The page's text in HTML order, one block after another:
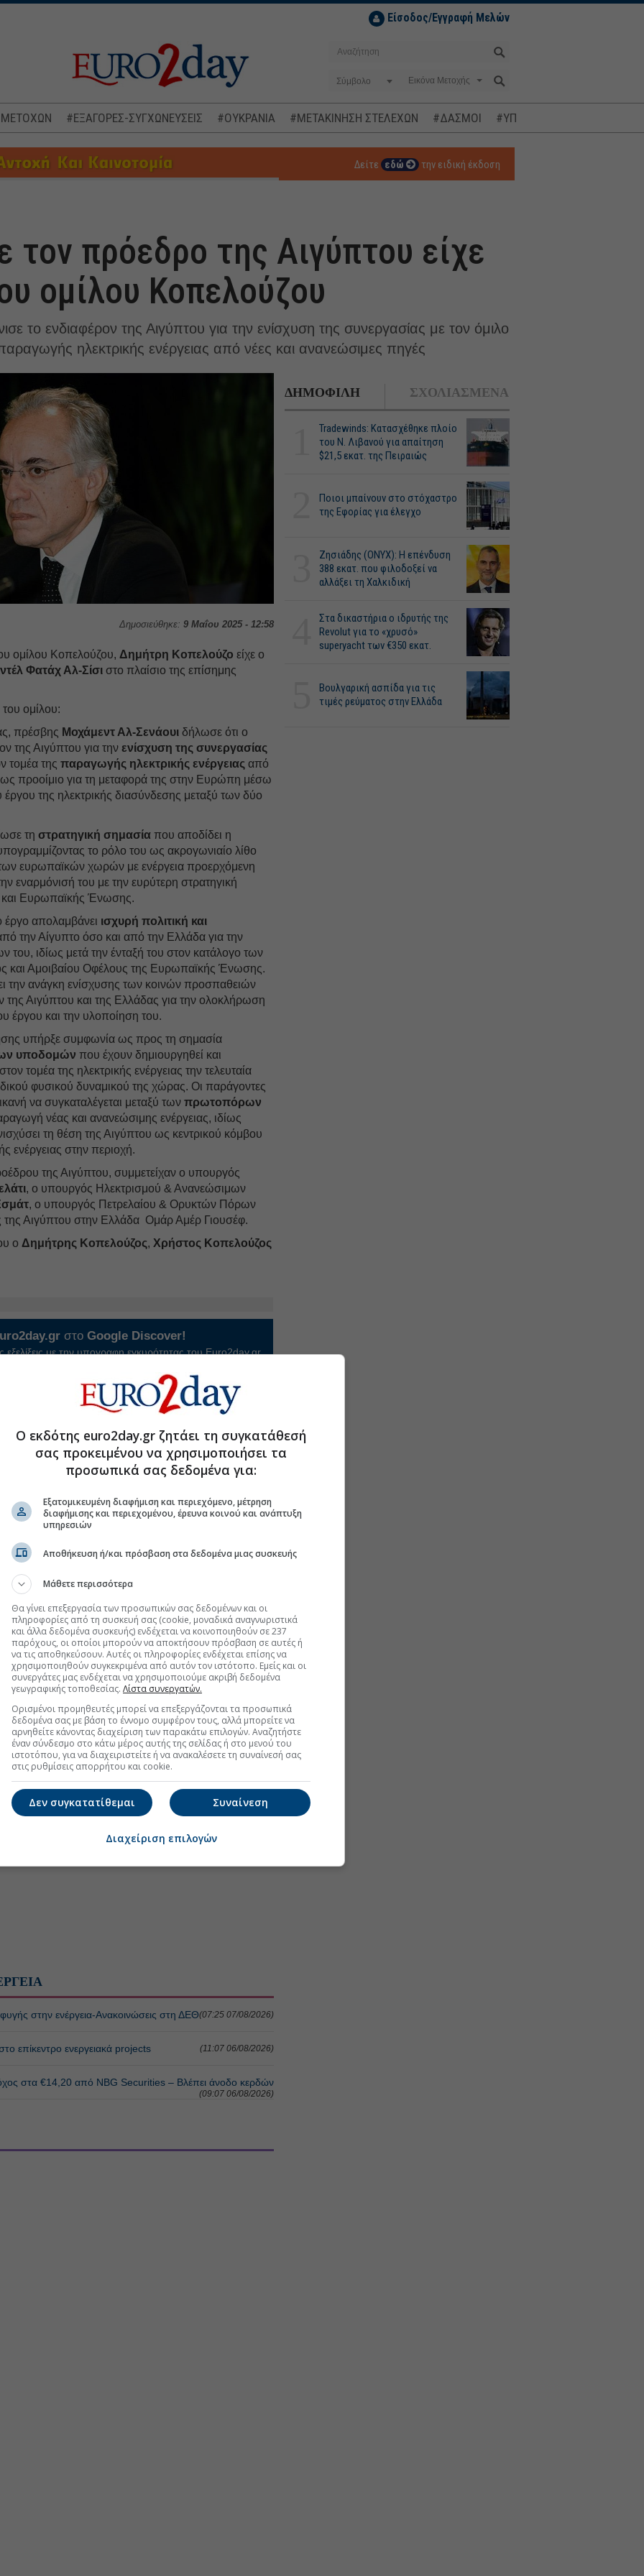
Είσοδος/Εγγραφή Μελών
Σύμβολο
ΜΕΤΟΧΩΝ #ΕΞΑΓΟΡΕΣ-ΣΥΓΧΩΝΕΥΣΕΙΣ #ΟΥΚΡΑΝΙΑ #ΜΕΤΑΚΙΝΗΣΗ ΣΤΕΛΕΧΩΝ #ΔΑΣΜΟΙ #ΥΠΟΚΛΟΠΕΣ
Δείτε εδώ την ειδική έκδοση
τον πρόεδρο της Αιγύπτου είχε
ομίλου Κοπελούζου
το ενδιαφέρον της Αιγύπτου για την ενίσχυση της συνεργασίας με τον όμιλο
ηλεκτρικής ενέργειας από νέες και ανανεώσιμες πηγές
Δημοσιεύθηκε: 9 Μαΐου 2025 - 12:58
ομίλου Κοπελούζου,Δημήτρη Κοπελούζο είχε ο
Φατάχ Αλ-Σίσι στο πλαίσιο της επίσημης
ομίλου:
πρέσβης Μοχάμεντ Αλ-Σενάουι δήλωσε ότι ο
της Αιγύπτου για την ενίσχυση της συνεργασίας
τομέα τηςπαραγωγής ηλεκτρικής ενέργειας από
ως προοίμιο για τη μεταφορά της στην Ευρώπη μέσω
της ηλεκτρικής διασύνδεσης μεταξύ των δύο
τη στρατηγική σημασία που αποδίδει η
το ρόλο του ως ακρογωνιαίο λίθο
των ευρωπαϊκών χωρών με ενέργεια προερχόμενη
εναρμόνισή του με την ευρύτερη στρατηγική
και Ευρωπαϊκής Ένωσης.
έργο απολαμβάνει ισχυρή πολιτική και
την Αίγυπτο όσο και από την Ελλάδα για την
του, ιδίως μετά την ένταξή του στον κατάλογο των
και Αμοιβαίου Οφέλους της Ευρωπαϊκής Ένωσης.
την ανάγκη ενίσχυσης των κοινών προσπαθειών
Αιγύπτου και της Ελλάδας για την ολοκλήρωση
έργου και την υλοποίηση του.
υπήρξε συμφωνία ως προς τη σημασία
υποδομών που έχουν δημιουργηθεί και
τομέα της ηλεκτρικής ενέργειας την τελευταία
φυσικού δυναμικού της χώρας. Οι παράγοντες
να συγκαταλέγεται μεταξύ των πρωτοπόρων
νέας και ανανεώσιμης ενέργειας, ιδίως
τη θέση της Αιγύπτου ως κεντρικού κόμβου
ενέργειας στην περιοχή.
της Αιγύπτου, συμμετείχαν ο υπουργός
, ο υπουργός Ηλεκτρισμού & Ανανεώσιμων
, ο υπουργός Πετρελαίου & Ορυκτών Πόρων
Αιγύπτου στην Ελλάδα Ομάρ Αμέρ Γιουσέφ.
οΔημήτρης Κοπελούζος, Χρήστος Κοπελούζος
στοGoogle Discover!
εξελίξεις με την υπογραφη εγκυρότητας του Euro2day.gr
FOLLOW US
Ακολουθήστε τη σελίδα του Euro2day.grστοLinkedin
#Παραγωγή ηλεκτρισμού #Όμιλος Κοπελούζου
τις αντοχές του ηλεκτρικού δικτύου
στην Ιταλία, έρχονται και νέες αγορές ΑΠΕ
ηλεκτρικής ενέργειας στις ΗΠΑ
της Πολωνίας με χαρτοφυλάκιο ΑΠΕ 277,3 MW
στο Discover
ΔΗΜΟΦΙΛΗ ΣΧΟΛΙΑΣΜΕΝΑ
Tradewinds: Κατασχέθηκε πλοίο
του Ν. Λιβανού για απαίτηση
$21,5 εκατ. της Πειραιώς
Ποιοι μπαίνουν στο στόχαστρο
της Εφορίας για έλεγχο
Ζησιάδης (ONYX): Η επένδυση
388 εκατ. που φιλοδοξεί να
αλλάξει τη Χαλκιδική
Στα δικαστήρια ο ιδρυτής της
Revolut για το «χρυσό»
superyacht των €350 εκατ.
Βουλγαρική ασπίδα για τις
τιμές ρεύματος στην Ελλάδα
στην ενέργεια-Ανακοινώσεις στη ΔΕΘ(07:25 07/08/2026)
επίκεντρο ενεργειακά projects (11:07 06/08/2026)
στα €14,20 από NBG Securities – Βλέπει άνοδο κερδών
(09:07 06/08/2026)
Ο εκδότης euro2day.gr ζητάει τη συγκατάθεσή
σας προκειμένου να χρησιμοποιήσει τα
προσωπικά σας δεδομένα για:
Εξατομικευμένη διαφήμιση και περιεχόμενο, μέτρηση
διαφήμισης και περιεχομένου, έρευνα κοινού και ανάπτυξη
υπηρεσιών
Αποθήκευση ή/και πρόσβαση στα δεδομένα μιας συσκευής
Μάθετε περισσότερα
Θα γίνει επεξεργασία των προσωπικών σας δεδομένων και οι
πληροφορίες από τη συσκευή σας (cookie, μοναδικά αναγνωριστικά
και άλλα δεδομένα συσκευής) ενδέχεται να κοινοποιηθούν σε 237
παρόχους, οι οποίοι μπορούν να αποκτήσουν πρόσβαση σε αυτές ή
να τις αποθηκεύσουν. Αυτές οι πληροφορίες ενδέχεται επίσης να
χρησιμοποιηθούν συγκεκριμένα από αυτόν τον ιστότοπο. Εμείς και οι
συνεργάτες μας ενδέχεται να χρησιμοποιούμε ακριβή δεδομένα
γεωγραφικής τοποθεσίας. Λίστα συνεργατών.
Ορισμένοι προμηθευτές μπορεί να επεξεργάζονται τα προσωπικά
δεδομένα σας με βάση το έννομο συμφέρον τους, αλλά μπορείτε να
αρνηθείτε κάνοντας διαχείριση των παρακάτω επιλογών. Αναζητήστε
έναν σύνδεσμο στο κάτω μέρος αυτής της σελίδας ή στο μενού του
ιστοτόπου, για να διαχειριστείτε ή να ανακαλέσετε τη συναίνεσή σας
στις ρυθμίσεις απορρήτου και cookie.
Συναίνεση
Δεν συγκατατίθεμαι
Διαχείριση επιλογών